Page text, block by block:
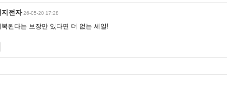
지전자 26-05-20 17:28
복된다는 보장만 있다면 더 없는 세일!